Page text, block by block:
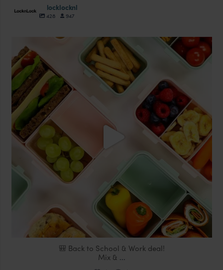
locklocknl
428 947
locklocknl
Aug 18
🎒 Back to School & Work deal!
Mix & ...